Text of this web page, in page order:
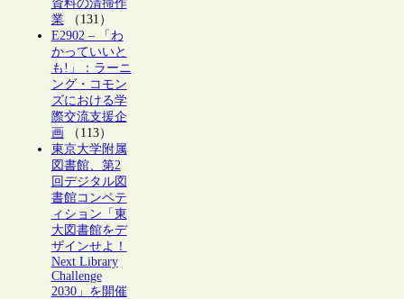
資料の清掃作
業（131）
E2902 – 「わ
かっていいと
も!」：ラーニ
ング・コモン
ズにおける学
際交流支援企
画 （113）
東京大学附属
図書館、第2
回デジタル図
書館コンペテ
ィション「東
大図書館をデ
ザインせよ！
Next Library
Challenge
2030」を開催